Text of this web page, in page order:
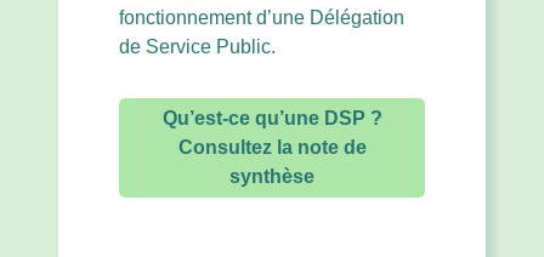
fonctionnement d’une Délégation
de Service Public.
Qu’est-ce qu’une DSP ?
Consultez la note de
synthèse